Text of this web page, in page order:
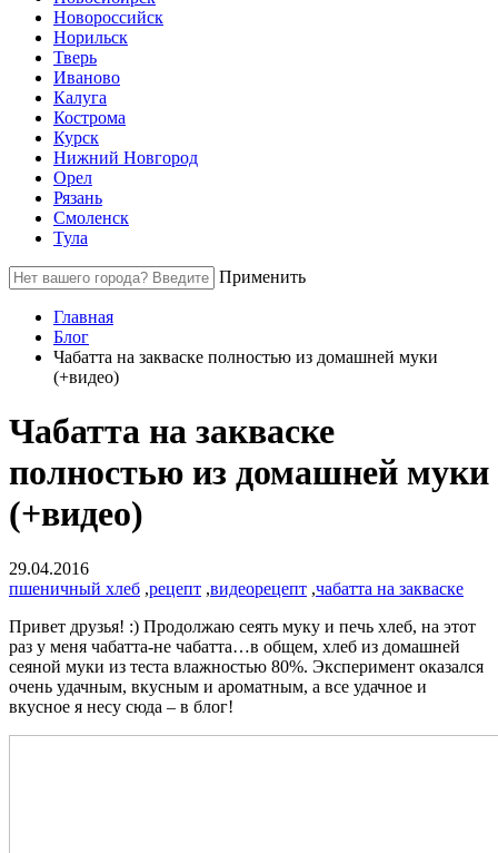
Новороссийск
Норильск
Тверь
Иваново
Калуга
Кострома
Курск
Нижний Новгород
Орел
Рязань
Смоленск
Тула
Применить
Главная
Блог
Чабатта на закваске полностью из домашней муки
(+видео)
Чабатта на закваске
полностью из домашней муки
(+видео)
29.04.2016
пшеничный хлеб ,рецепт ,видеорецепт ,чабатта на закваске
Привет друзья! :) Продолжаю сеять муку и печь хлеб, на этот
раз у меня чабатта-не чабатта…в общем, хлеб из домашней
сеяной муки из теста влажностью 80%. Эксперимент оказался
очень удачным, вкусным и ароматным, а все удачное и
вкусное я несу сюда – в блог!